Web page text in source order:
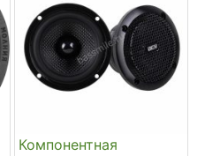
Компонентная